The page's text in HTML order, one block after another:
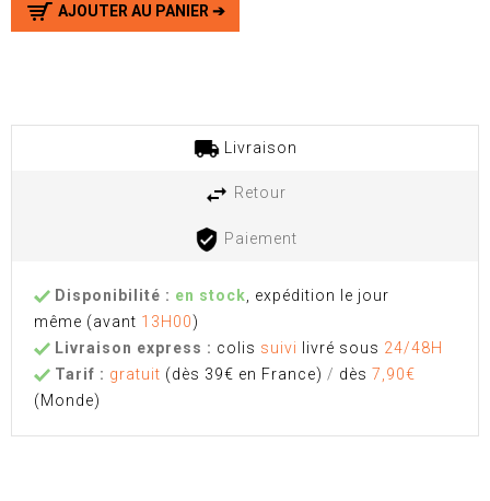
AJOUTER AU PANIER ➔
Livraison
Retour
Paiement
Disponibilité : en stock , expédition le jour
même (avant 13H00)
Livraison express : colis suivi livré sous 24/48H
Tarif : gratuit (dès 39€ en France) / dès 7,90€
(Monde)